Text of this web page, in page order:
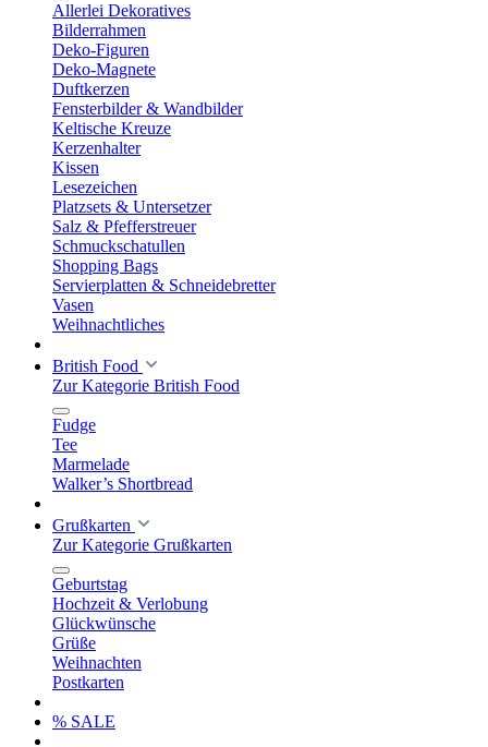
Allerlei Dekoratives
Bilderrahmen
Deko-Figuren
Deko-Magnete
Duftkerzen
Fensterbilder & Wandbilder
Keltische Kreuze
Kerzenhalter
Kissen
Lesezeichen
Platzsets & Untersetzer
Salz & Pfefferstreuer
Schmuckschatullen
Shopping Bags
Servierplatten & Schneidebretter
Vasen
Weihnachtliches
British Food
Zur Kategorie British Food
Fudge
Tee
Marmelade
Walker’s Shortbread
Grußkarten
Zur Kategorie Grußkarten
Geburtstag
Hochzeit & Verlobung
Glückwünsche
Grüße
Weihnachten
Postkarten
% SALE